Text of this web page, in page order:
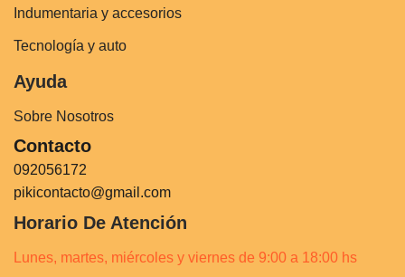
Indumentaria y accesorios
Tecnología y auto
Ayuda
Sobre Nosotros
Contacto
092056172
pikicontacto@gmail.com
Horario De Atención
Lunes, martes, miércoles y viernes de 9:00 a 18:00 hs